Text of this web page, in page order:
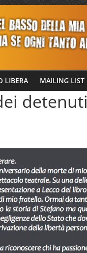
LIBERA MAILING LIST
detenuti